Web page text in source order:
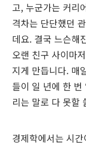
고, 누군가는 커리
격차는 단단했던
데요. 결국 느슨해
오랜 친구 사이마
지게 만듭니다. 매
들이 일 년에 한
리는 말로 다 못할
경제학에서는 시